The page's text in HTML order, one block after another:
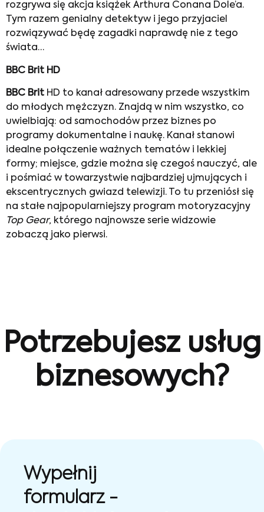
rozgrywa się akcja książek Arthura Conana Dole’a.
Tym razem genialny detektyw i jego przyjaciel
rozwiązywać będę zagadki naprawdę nie z tego
świata…
BBC Brit HD
BBC Brit HD to kanał adresowany przede wszystkim
do młodych mężczyzn. Znajdą w nim wszystko, co
uwielbiają: od samochodów przez biznes po
programy dokumentalne i naukę. Kanał stanowi
idealne połączenie ważnych tematów i lekkiej
formy; miejsce, gdzie można się czegoś nauczyć, ale
i pośmiać w towarzystwie najbardziej ujmujących i
ekscentrycznych gwiazd telewizji. To tu przeniósł się
na stałe najpopularniejszy program motoryzacyjny
Top Gear, którego najnowsze serie widzowie
zobaczą jako pierwsi.
Potrzebujesz usług
biznesowych?
Wypełnij
formularz -